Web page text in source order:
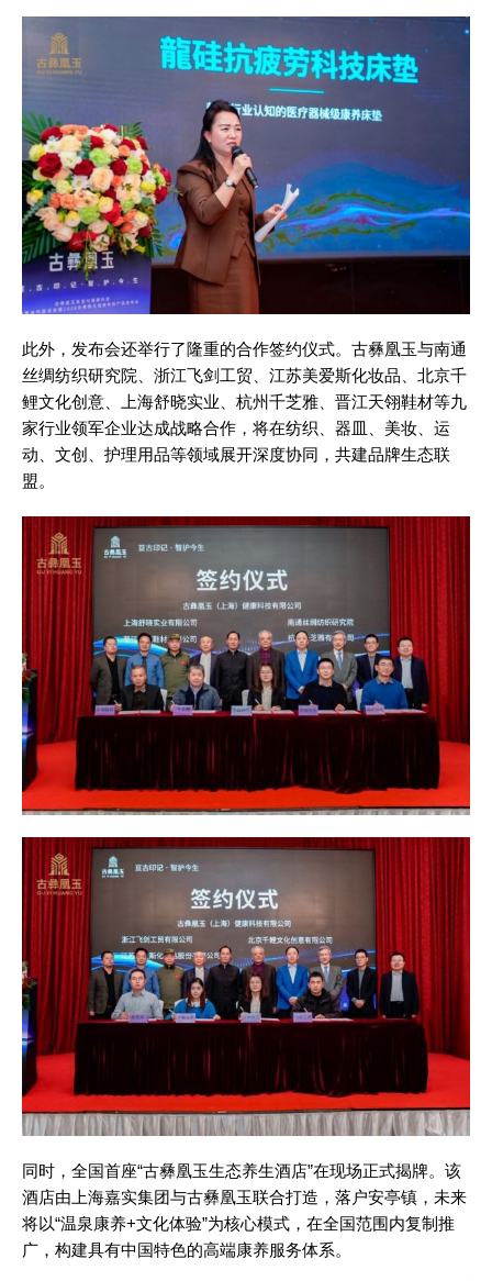
此外，发布会还举行了隆重的合作签约仪式。古彝凰玉与南通
丝绸纺织研究院、浙江飞剑工贸、江苏美爱斯化妆品、北京千
鲤文化创意、上海舒晓实业、杭州千芝雅、晋江天翎鞋材等九
家行业领军企业达成战略合作，将在纺织、器皿、美妆、运
动、文创、护理用品等领域展开深度协同，共建品牌生态联
盟。
同时，全国首座“古彝凰玉生态养生酒店”在现场正式揭牌。该
酒店由上海嘉实集团与古彝凰玉联合打造，落户安亭镇，未来
将以“温泉康养+文化体验”为核心模式，在全国范围内复制推
广，构建具有中国特色的高端康养服务体系。